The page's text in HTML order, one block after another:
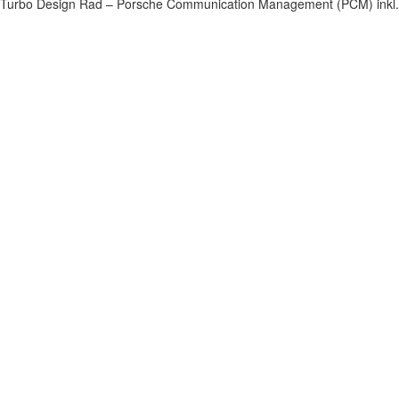
Turbo Design Rad – Porsche Communication Management (PCM)